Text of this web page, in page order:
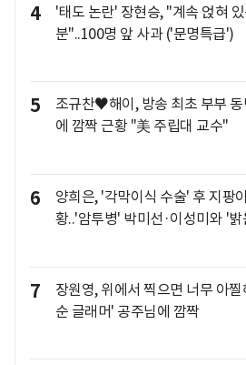
4
'태도 논란' 장현승, "계속 얹혀
분"..100명 앞 사과 ('문명특급')
5
조규찬♥해이, 방송 최초 부부 동
에 깜짝 근황 "美 주립대 교수"
6
양희은, '각막이식 수술' 후 지팡
황..'암투병' 박미선·이성미와 '
7
장원영, 위에서 찍으면 너무 아
순 글래머' 공주님에 깜짝